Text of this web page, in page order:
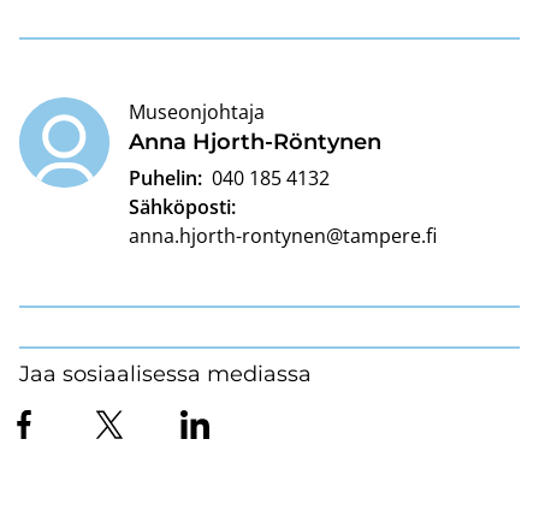
Anna Hjorth-​Röntynen
Museonjohtaja
Puhelin: 040 185 4132
Sähköposti:
anna.hjorth-rontynen@tampere.fi
Jaa sosiaalisessa mediassa